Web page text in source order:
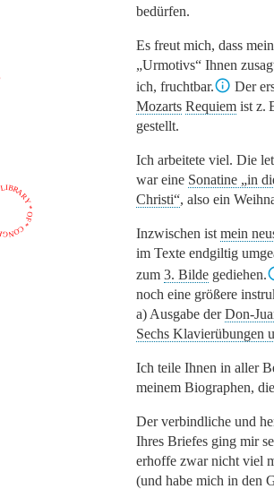
bedürfen.
Es freut mich, dass
„Urmotivs“ Ihnen
ich, fruchtbar.
Der
Mozarts Requiem ist z.
gestellt.
Ich arbeitete viel. Die
war eine Sonatine „in
Christi“, also ein
Inzwischen ist mein
im Texte endgiltig
zum 3. Bilde gediehen.
noch eine größere
a) Ausgabe derDon-
Sechs Klavierübungen
Ich teile Ihnen in aller
meinem Biographen,
Der verbindliche und
Ihres Briefes ging mir
erhoffe zwar nicht viel
(und habe mich in den
* CONGRESS *